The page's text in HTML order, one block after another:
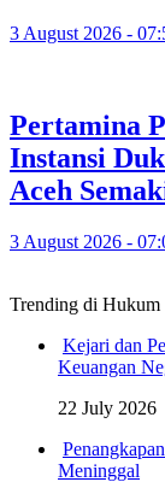
3 August 2026 -
Pertamina
Instansi
Aceh
3 August 2026 -
Trending di Hukum
Kejari dan
Keuangan
22 July 2026
Meninggal